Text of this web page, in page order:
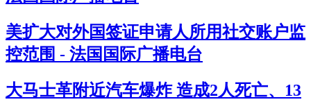
美扩大对外国签证申请人所用社交账户监
控范围 - 法国国际广播电台
大马士革附近汽车爆炸 造成2人死亡、13